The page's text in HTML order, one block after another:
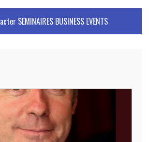
SEMINAIRES BUSINESS EVENTS